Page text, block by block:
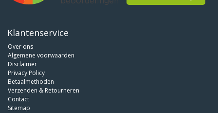
Klantenservice
Over ons
Algemene voorwaarden
Disclaimer
Privacy Policy
Betaalmethoden
Verzenden & Retourneren
Contact
Sitemap